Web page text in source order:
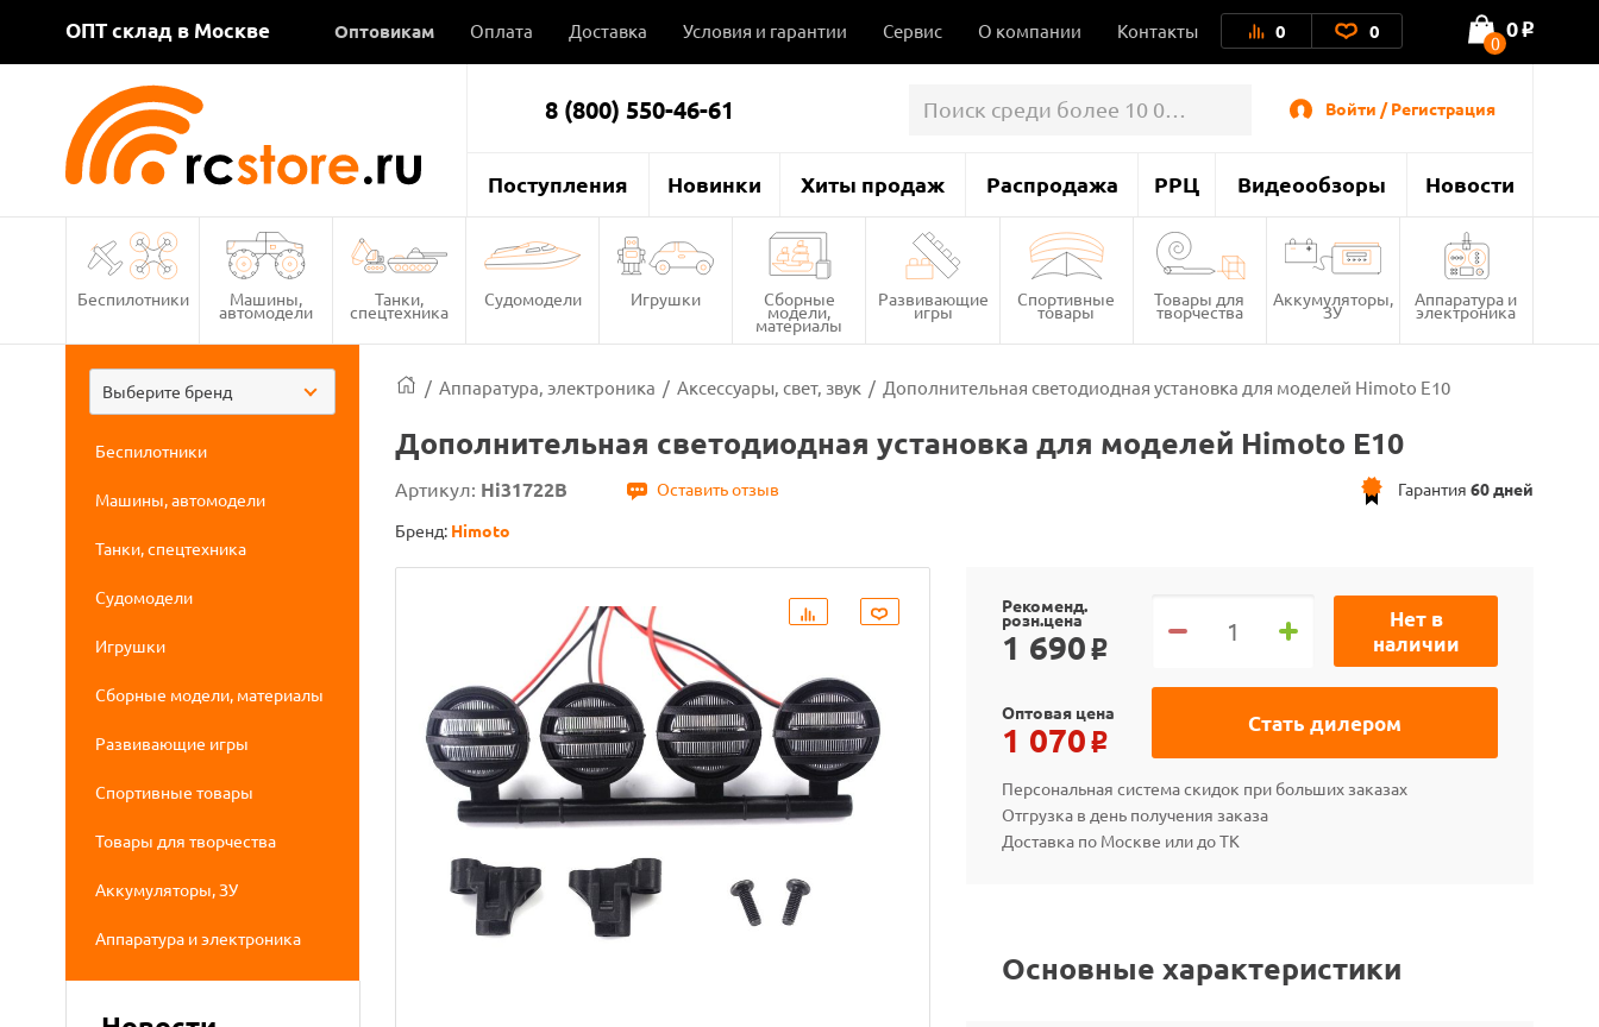
ОПТ склад в Москве Оптовикам Оплата Доставка Условия и гарантии Сервис О компании Контакты 0 0 0
0 o
8 (800) 550-46-61 Войти / Регистрация
Поступления Новинки Хиты продаж Распродажа РРЦ Видеообзоры Новости
Беспилотники Машины,
автомодели
Танки,
спецтехника
Судомодели Игрушки Сборные
модели,
материалы
Развивающие
игры
Спортивные
товары
Товары для
творчества
Аккумуляторы,
ЗУ
Аппаратура и
электроника
Выберите бренд
Беспилотники
Машины, автомодели
Танки, спецтехника
Судомодели
Игрушки
Сборные модели, материалы
Развивающие игры
Спортивные товары
Товары для творчества
Аккумуляторы, ЗУ
Аппаратура и электроника
/ Аппаратура, электроника / Аксессуары, свет, звук / Дополнительная светодиодная установка для моделей Himoto E10
Дополнительная светодиодная установка для моделей Himoto E10
Артикул: Hi31722B Оставить отзыв Гарантия 60 дней
Бренд: Himoto
Рекоменд.
розн.цена
1 690 o
Нет в
наличии
Стать дилером
Оптовая цена
1 070 o
Персональная система скидок при больших заказах
Отгрузка в день получения заказа
Доставка по Москве или до ТК
Основные характеристики